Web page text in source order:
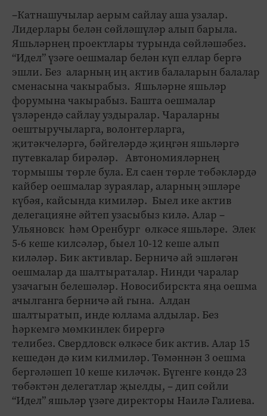
–Катнашучылар аерым сайлау аша узалар.
Лидерлары белән сөйләшүләр алып барыла.
Яшьләрнең проектлары турында сөйләшәбез.
“Идел” үзәге оешмалар белән күп еллар бергә
эшли. Без аларның иң актив балаларын балалар
сменасына чакырабыз. Яшьләрне яшьләр
форумына чакырабыз. Башта оешмалар
үзләрендә сайлау уздыралар. Чараларны
оештыручыларга, волонтерларга,
җитәкчеләргә, бәйгеләрдә җиңгән яшьләргә
путевкалар бирәләр. Автономияләрнең
тормышы төрле була. Ел саен төрле төбәкләрдә
кайбер оешмалар зураялар, аларның эшләре
күбәя, кайсында кимиләр. Быел ике актив
делегацияне әйтеп узасыбыз килә. Алар –
Ульяновск һәм Оренбург өлкәсе яшьләре. Элек
5-6 кеше килсәләр, быел 10-12 кеше алып
киләләр. Бик активлар. Берничә ай эшләгән
оешмалар да шалтыраталар. Нинди чаралар
узачагын белешәләр. Новосибирскта яңа оешма
ачылганга берничә ай гына. Алдан
шалтыратып, инде юллама алдылар. Без
һәркемгә мөмкинлек бирергә
телибез. Свердловск өлкәсе бик актив. Алар 15
кешедән дә ким килмиләр. Төмәннән 3 оешма
бергәләшеп 10 кеше киләчәк. Бүгенге көндә 23
төбәктән делегатлар җыелды, – дип сөйли
“Идел” яшьләр үзәге директоры Наилә Галиева.